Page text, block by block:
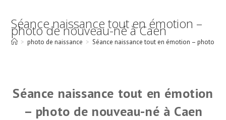
Séance naissance tout en émotion –
photo de nouveau-né à Caen
> photo de naissance > Séance naissance tout en émotion – photo de
Séance naissance tout en émotion
– photo de nouveau-né à Caen